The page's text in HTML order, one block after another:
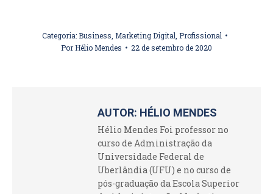
Categoria:Business Marketing Digital Profissional
PorHélio Mendes 22 de setembro de 2020
AUTOR: HÉLIO MENDES
Hélio Mendes Foi professor no
curso de Administração da
Universidade Federal de
Uberlândia (UFU) e no curso de
pós-graduação da Escola Superior